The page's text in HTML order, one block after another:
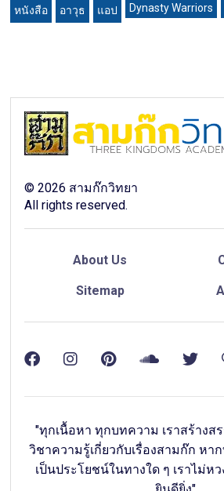
หนังสือ อาวุธ แอป Dynasty Warriors
©2026 สามก๊กวิทยา
All rights reserved.
About Us
Sitemap
"ทุกเนื้อหา ทุกบทความ เราสร้างส
วิชาความรู้เกี่ยวกับเรื่องสามก๊ก หา
เป็นประโยชน์ในทางใด ๆ เราไม่ห